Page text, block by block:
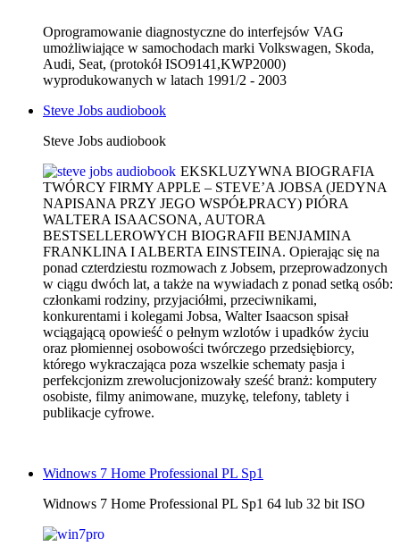
Oprogramowanie diagnostyczne do interfejsów VAG
umożliwiające w samochodach marki Volkswagen, Skoda,
Audi, Seat, (protokół ISO9141,KWP2000)
wyprodukowanych w latach 1991/2 - 2003
Steve Jobs audiobook
Steve Jobs audiobook
EKSKLUZYWNA BIOGRAFIA
TWÓRCY FIRMY APPLE – STEVE’A JOBSA (JEDYNA
NAPISANA PRZY JEGO WSPÓŁPRACY) PIÓRA
WALTERA ISAACSONA, AUTORA
BESTSELLEROWYCH BIOGRAFII BENJAMINA
FRANKLINA I ALBERTA EINSTEINA. Opierając się na
ponad czterdziestu rozmowach z Jobsem, przeprowadzonych
w ciągu dwóch lat, a także na wywiadach z ponad setką osób:
członkami rodziny, przyjaciółmi, przeciwnikami,
konkurentami i kolegami Jobsa, Walter Isaacson spisał
wciągającą opowieść o pełnym wzlotów i upadków życiu
oraz płomiennej osobowości twórczego przedsiębiorcy,
którego wykraczająca poza wszelkie schematy pasja i
perfekcjonizm zrewolucjonizowały sześć branż: komputery
osobiste, filmy animowane, muzykę, telefony, tablety i
publikacje cyfrowe.
Widnows 7 Home Professional PL Sp1
Widnows 7 Home Professional PL Sp1 64 lub 32 bit ISO